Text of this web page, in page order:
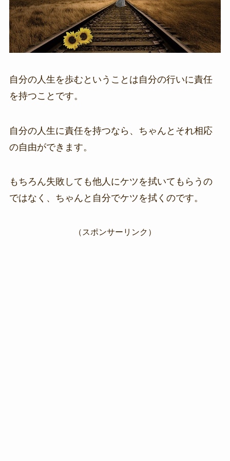
自分の人生を歩むということは自分の行いに責任
を持つことです。
自分の人生に責任を持つなら、ちゃんとそれ相応
の自由ができます。
もちろん失敗しても他人にケツを拭いてもらうの
ではなく、ちゃんと自分でケツを拭くのです。
（スポンサーリンク）